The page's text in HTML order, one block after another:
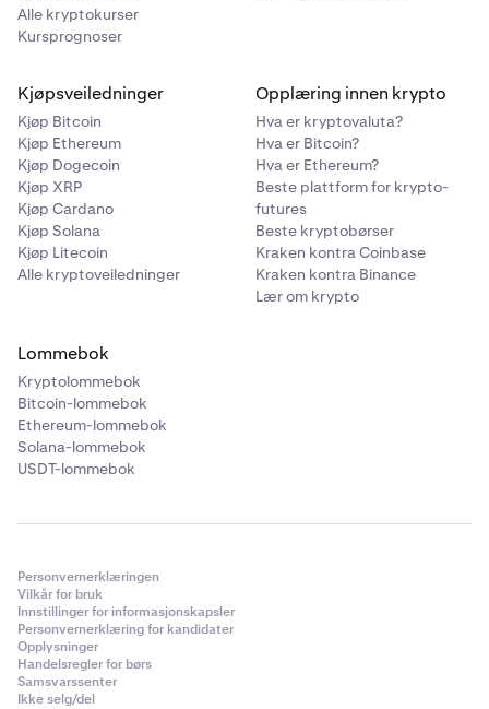
Alle kryptokurser
Kursprognoser
Kjøpsveiledninger
Kjøp Bitcoin
Kjøp Ethereum
Kjøp Dogecoin
Kjøp XRP
Kjøp Cardano
Kjøp Solana
Kjøp Litecoin
Alle kryptoveiledninger
Opplæring innen krypto
Hva er kryptovaluta?
Hva er Bitcoin?
Hva er Ethereum?
Beste plattform for krypto-
futures
Beste kryptobørser
Kraken kontra Coinbase
Kraken kontra Binance
Lær om krypto
Lommebok
Kryptolommebok
Bitcoin-lommebok
Ethereum-lommebok
Solana-lommebok
USDT-lommebok
Personvernerklæringen
Vilkår for bruk
Innstillinger for informasjonskapsler
Personvernerklæring for kandidater
Opplysninger
Handelsregler for børs
Samsvarssenter
Ikke selg/del